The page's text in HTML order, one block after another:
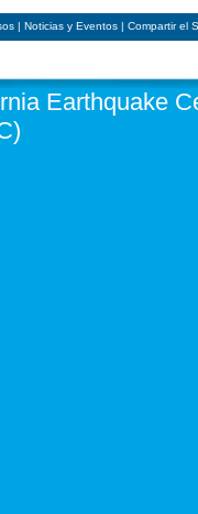
| Noticias y Eventos | Compartir el
Earthquake